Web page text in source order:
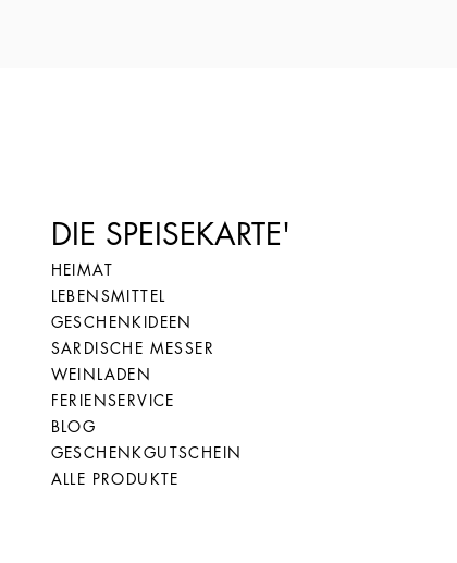
DIE SPEISEKARTE'
HEIMAT
LEBENSMITTEL
GESCHENKIDEEN
SARDISCHE MESSER
WEINLADEN
FERIENSERVICE
BLOG
GESCHENKGUTSCHEIN
ALLE PRODUKTE